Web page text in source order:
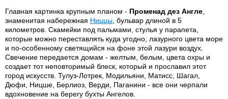
Главная картинка крупным планом - Променад дез Англе,
знаменитая набережная Ниццы, бульвар длиной в 5
километров. Скамейки под пальмами, стулья у парапета,
которые можно переставлять куда угодно, лазурного цвета море
и по-особенному светящийся на фоне этой лазури воздух.
Свечение передается домам - желтым, белым, цвета охры и
создает тот неповторимый блеск, который и прославил этот
город искусств. Тулуз-Лотрек, Модильяни, Матисс, Шагал,
Дюфи, Ницше, Берлиоз, Верди, Паганини - все они черпали
вдохновение на берегу бухты Ангелов.